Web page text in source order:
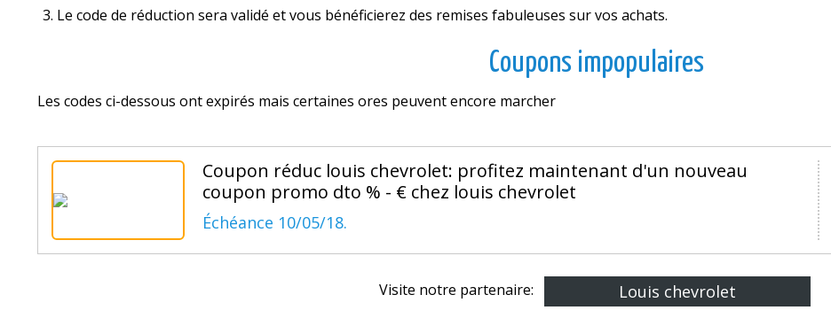
Le code de réduction sera validé et vous bénéficierez des remises fabuleuses sur vos achats.
Coupons impopulaires
Les codes ci-dessous ont expirés mais certaines offres peuvent encore marcher
Coupon réduc louis chevrolet: profitez maintenant d'un nouveau
coupon promo dto % - € chez louis chevrolet
Échéance 10/05/18.
Visite notre partenaire: Louis chevrolet